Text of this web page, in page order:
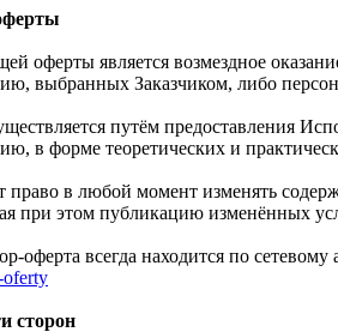
оферты является возмездное
выбранных Заказчиком, либо
путём предоставления
в форме теоретических и
право в любой момент изменять
при этом публикацию изменённых
оферта всегда находится по сетевому
oferty
сторон